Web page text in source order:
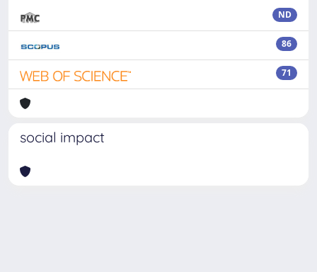
ND
86
71
social impact